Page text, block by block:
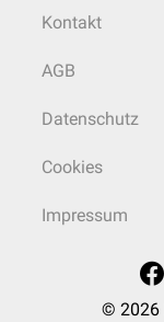
Kontakt
AGB
Datenschutz
Cookies
Impressum
© 2026